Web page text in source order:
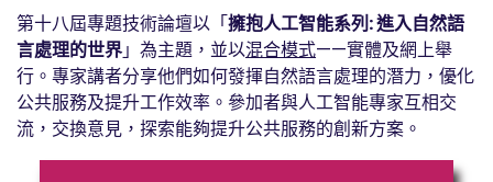
第十八屆專題技術論壇以「擁抱人工智能系列: 進入自然語
言處理的世界」 為主題，並以混合模式——實體及網上舉
行。專家講者分享他們如何發揮自然語言處理的潛力，優化
公共服務及提升工作效率。參加者與人工智能專家互相交
流，交換意見，探索能夠提升公共服務的創新方案。